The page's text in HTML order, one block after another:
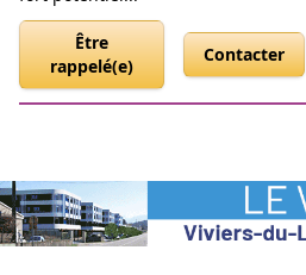
Être
rappelé(e)
Contacter